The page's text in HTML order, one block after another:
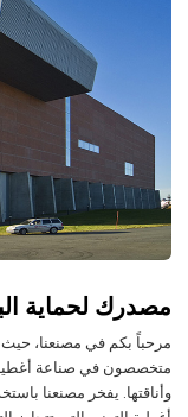
مصدرك لحماية
مرحباً بكم في مصنعنا، حيث
متخصصون في صناعة أغطية
وأناقتها. يفخر مصنعنا